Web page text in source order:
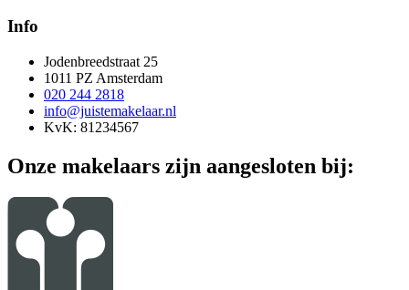
Info
Jodenbreedstraat 25
1011 PZ Amsterdam
020 244 2818
info@juistemakelaar.nl
KvK: 81234567
Onze makelaars zijn aangesloten bij: